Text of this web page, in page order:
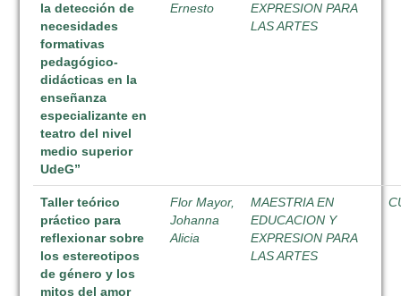
la detección de
necesidades
formativas
pedagógico-
didácticas en la
enseñanza
especializante en
teatro del nivel
medio superior
UdeG”
Ernesto
EXPRESION PARA
LAS ARTES
Taller teórico
práctico para
reflexionar sobre
los estereotipos
de género y los
mitos del amor
Flor Mayor,
Johanna
Alicia
MAESTRIA EN
EDUCACION Y
EXPRESION PARA
LAS ARTES